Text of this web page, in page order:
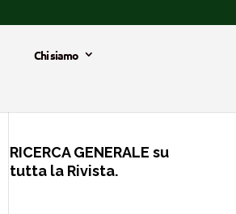
Chi siamo
RICERCA GENERALE su
tutta la Rivista.